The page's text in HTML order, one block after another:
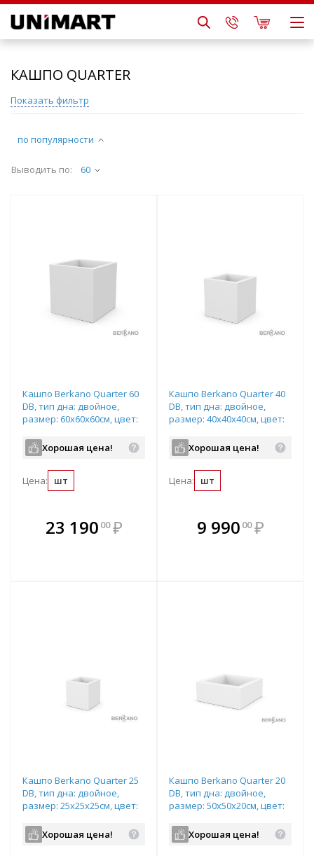
КАШПО QUARTER
по популярности
Выводить по: 60
Кашпо Berkano Quarter 60
DB, тип дна: двойное,
размер: 60x60x60см, цвет:
Хорошая цена!
Цена: шт
23 190 00 ₽
В комплекте
всегда выгоднее!
Кашпо Berkano Quarter 40
DB, тип дна: двойное,
размер: 40x40x40см, цвет:
Хорошая цена!
Цена: шт
В комплекте
всегда выгоднее!
9 990 00 ₽
Кашпо Berkano Quarter 25
DB, тип дна: двойное,
размер: 25x25x25см, цвет:
Хорошая цена!
Кашпо Berkano Quarter 20
DB, тип дна: двойное,
размер: 50x50x20см, цвет:
Хорошая цена!
Показать фильтр